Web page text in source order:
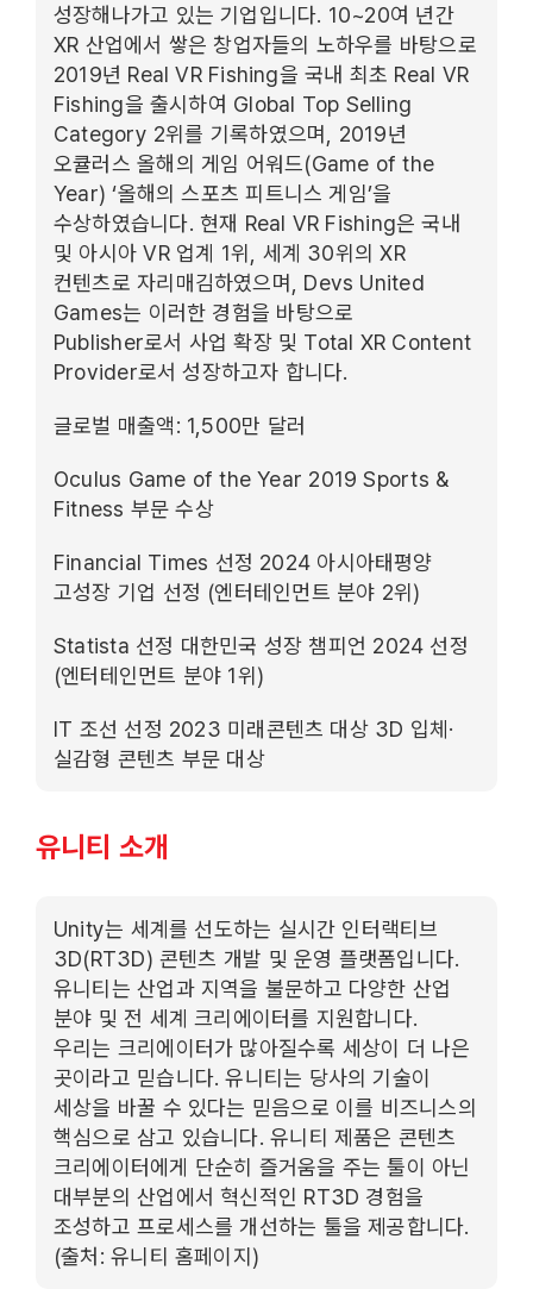
성장해나가고 있는 기업입니다. 10~20여 년간
XR 산업에서 쌓은 창업자들의 노하우를 바탕으로
2019년 Real VR Fishing을 국내 최초 Real VR
Fishing을 출시하여 Global Top Selling
Category 2위를 기록하였으며, 2019년
오큘러스 올해의 게임 어워드(Game of the
Year) ‘올해의 스포츠 피트니스 게임’을
수상하였습니다. 현재 Real VR Fishing은 국내
및 아시아 VR 업계 1위, 세계 30위의 XR
컨텐츠로 자리매김하였으며, Devs United
Games는 이러한 경험을 바탕으로
Publisher로서 사업 확장 및 Total XR Content
Provider로서 성장하고자 합니다.
글로벌 매출액: 1,500만 달러
Oculus Game of the Year 2019 Sports &
Fitness 부문 수상
Financial Times 선정 2024 아시아태평양
고성장 기업 선정 (엔터테인먼트 분야 2위)
Statista 선정 대한민국 성장 챔피언 2024 선정
(엔터테인먼트 분야 1위)
IT 조선 선정 2023 미래콘텐츠 대상 3D 입체·
실감형 콘텐츠 부문 대상
유니티 소개
Unity는 세계를 선도하는 실시간 인터랙티브
3D(RT3D) 콘텐츠 개발 및 운영 플랫폼입니다.
유니티는 산업과 지역을 불문하고 다양한 산업
분야 및 전 세계 크리에이터를 지원합니다.
우리는 크리에이터가 많아질수록 세상이 더 나은
곳이라고 믿습니다. 유니티는 당사의 기술이
세상을 바꿀 수 있다는 믿음으로 이를 비즈니스의
핵심으로 삼고 있습니다. 유니티 제품은 콘텐츠
크리에이터에게 단순히 즐거움을 주는 툴이 아닌
대부분의 산업에서 혁신적인 RT3D 경험을
조성하고 프로세스를 개선하는 툴을 제공합니다.
(출처: 유니티 홈페이지)